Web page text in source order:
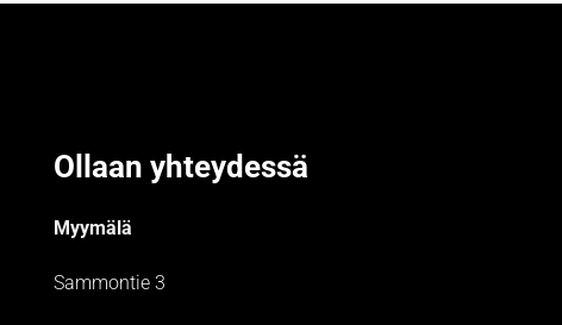
Ollaan yhteydessä
Myymälä
Sammontie 3